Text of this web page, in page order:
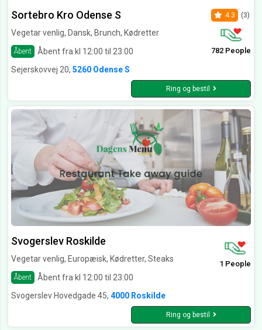
Sortebro Kro Odense S
Vegetar venlig, Dansk, Brunch, Kødretter
Åbent Åbent fra kl 12:00 til 23:00
4.3 (3)
782 People
Sejerskovvej 20, 5260 Odense S
Ring og bestil
Svogerslev Roskilde
Vegetar venlig, Europæisk, Kødretter, Steaks
Åbent Åbent fra kl 12:00 til 23:00
1 People
Svogerslev Hovedgade 45, 4000 Roskilde
Ring og bestil